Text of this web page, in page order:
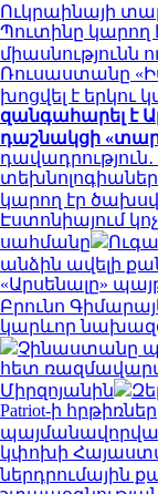
Ուկրաինայի
Պուտինը կարող
միասնությունն
Ռուսաստանը
խոցվել է երկու
զանգահարել է
դաշնակցի
կարող էր
Էստոնիայում
սահմանը
անձին ավելի քան
«Արսենալը»
Բրունո
կարևոր
Չինաստանը
հետ
Միրզոյանին
Patriot-ի
կփոխի
ներդրումային